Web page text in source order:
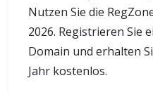
Nutzen Sie die
2026. Registrieren Sie
Domain und erhalten
Jahr kostenlos.